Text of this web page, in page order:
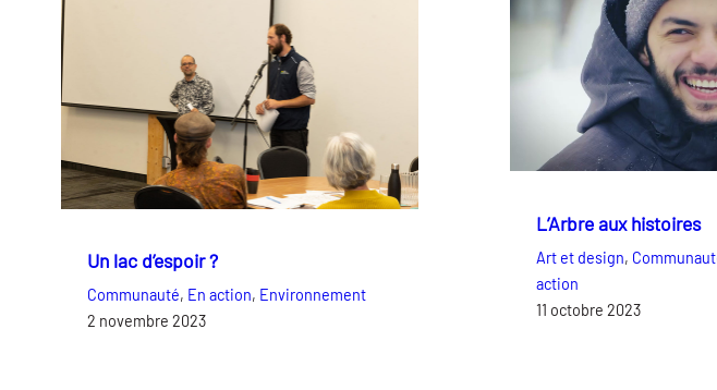
Un lac d’espoir ?
Communauté, En action, Environnement
2 novembre 2023
L’Arbre aux histoires
Art et design,
action
11 octobre 2023